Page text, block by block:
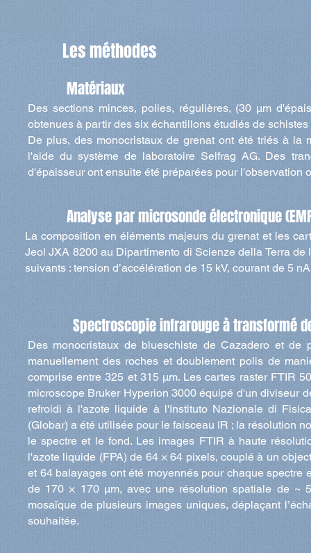
Les méthodes
Matériaux
Des sections minces, polies, régulières, (30 µm
obtenues à partir des six échantillons étudiés de
De plus, des monocristaux de grenat ont été triés à la
l'aide du système de laboratoire Selfrag AG. Des
d'épaisseur ont ensuite été préparées pour l'observation
Analyse par microsonde électronique
La composition en éléments majeurs du grenat et les
Jeol JXA 8200 au Dipartimento di Scienze della Terra
suivants : tension d’accélération de 15 kV, courant de 5
Spectroscopie infrarouge à transformé
Des monocristaux de blueschiste de Cazadero et
manuellement des roches et doublement polis de
comprise entre 325 et 315 µm. Les cartes raster FTIR
microscope Bruker Hyperion 3000 équipé d'un diviseur
refroidi à l'azote liquide à l'Instituto Nazionale di
(Globar) a été utilisée pour le faisceau IR ; la résolution
le spectre et le fond. Les images FTIR à haute
l'azote liquide (FPA) de 64 × 64 pixels, couplé à un
et 64 balayages ont été moyennés pour chaque
de 170 × 170 µm, avec une résolution spatiale de ~
mosaïque de plusieurs images uniques, déplaçant
souhaitée.